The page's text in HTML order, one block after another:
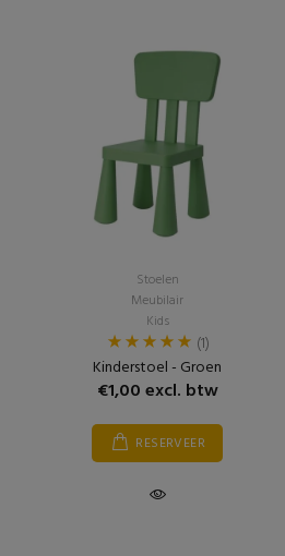
Stoelen
Meubilair
Kids
(1)
Kinderstoel - Groen
€1,00 excl. btw
RESERVEER